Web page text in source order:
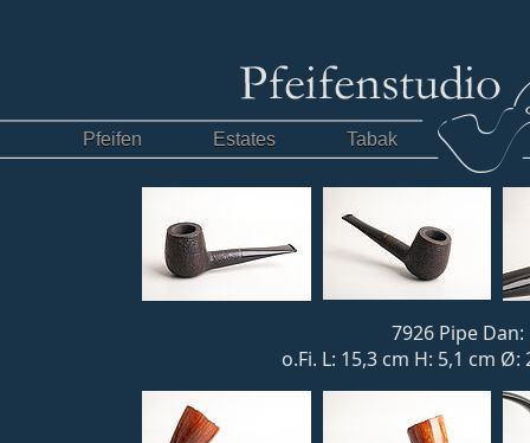
Pfeifen Estates Tabak
7926 Pipe Dan:
o.Fi. L: 15,3 cm H: 5,1 cm